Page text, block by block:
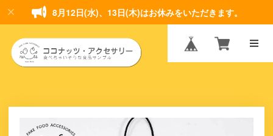
8月12日(水)、13日(木)はお休みをいただきます。